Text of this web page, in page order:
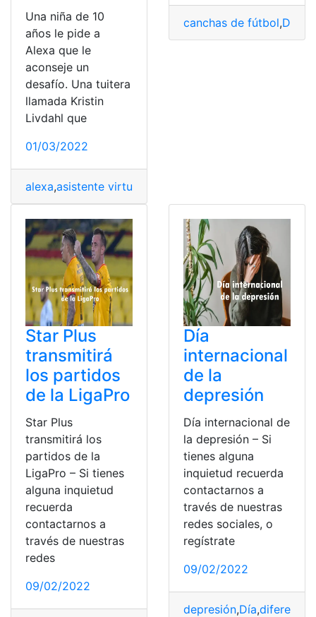
Una niña de 10
años le pide a
Alexa que le
aconseje un
desafío. Una tuitera
llamada Kristin
Livdahl que
01/03/2022
alexa,asistente virtual
canchas de fútbol,
Star Plus
transmitirá
los partidos
de la LigaPro
Star Plus
transmitirá los
partidos de la
LigaPro – Si tienes
alguna inquietud
recuerda
contactarnos a
través de nuestras
redes
09/02/2022
Día
internacional
de la
depresión
Día internacional de
la depresión – Si
tienes alguna
inquietud recuerda
contactarnos a
través de nuestras
redes sociales, o
regístrate
09/02/2022
depresión,Día,